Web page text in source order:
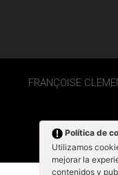
Política de
Utilizamos
mejorar la
contenidos y
FRANÇOISE